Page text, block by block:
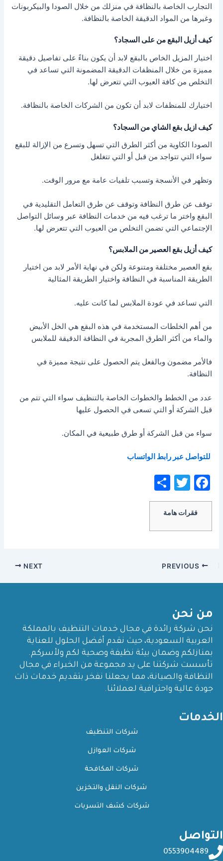
التجارب الخاصة بالنظافة في منزلك من خلال الصودا والبيكربونات
وغيرها من المواد الدقيقة الخاصة بالنظافة.
كيف أزيل البقع من على السجاد؟
اختيار المزيل الخاص بالبقع لابد أن يكون بناءً على تفاصيل دقيقة
مميزة من خلال المنظفات الدقيقة المضمونة التي تساعد في
التخلص من كافة العيوب التي تتعرض لها.
اختيارك للمنظفات لابد أن تكون من الشركات الخاصة بالنظافة.
كيف ازيل بقع الشاي من السجاد؟
الصودا الكاوية من أكثر الطرق التي تسهل وتسرع من الإزالة للبقع
سواء التي تتواجد من قبل أو التي تتغلغل
وتظهر في الأنسجة وتسبب تلفيات عامة مع مرور الوقت.
توقف عن طرق النظافة وتوقف عن طرق التعامل التقليدية في
البقع واختر ما ترغب فيه من خدمات النظافة عبر وسائل التواصل
الإجتماعي التي تضمن التخلص من العيوب التي تتعرض لها.
كيف أزيل بقع العصير من الملابس؟
بقع العصير مختلفة ومتنوعة ولكن في نهاية الأمر لابد من اختيار
الطريقة المناسبة في النظافة واختيار الطريقة المثالية
التي تساعد في عودة الملابس لما كانت عليه.
من أهم الخلطات المستخدمة في هذه البقع هي الخل الأبيض
والماء من أكثر الطرق المجربة في النظافة الدقيقة للملابس
فالأمر مضمون وبالفعل يتم الحصول على نتيجة مميزة في
النظافة.
عدد من الخطط والخطوات الخاصة بالتنظيف سواء التي تتم من
قبل الشركة أو التي تسعى في الحصول عليها
سواء من قبل الشركة أو طرق طبيعية في المكان.
للتواصل عبر رابط الواتساب
F
a
c
e
o
o
T
w
itt
er
h
e
فقرات هامة
NEXT
من نحن
نحن شركة رائدة في مجال خدمات التنظيف بالمملكة
العربية السعودية، حيث نقدم أفضل الحلول للعناية
بمنازلكم وضمان بيئة نظيفة وصحية لكم ولأسركم.
تأسست شركتنا على يد مجموعة من الخبراء في مجال
النظافة والصيانة، مما يجعلنا نفخر بتقديم خدمات ذات
جودة عالية واحترافية لعملائنا.
الخدمات
شركات التنظيف
شركات العوازل
شركات المكافحة
شركات النقل والتخزين
شركات كشف التسربات
التواصل
0553904489